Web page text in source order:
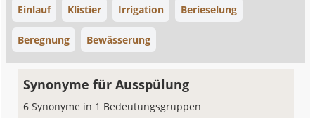
Einlauf Klistier Irrigation Berieselung
Beregnung Bewässerung
Synonyme für Ausspülung
6 Synonyme in 1 Bedeutungsgruppen